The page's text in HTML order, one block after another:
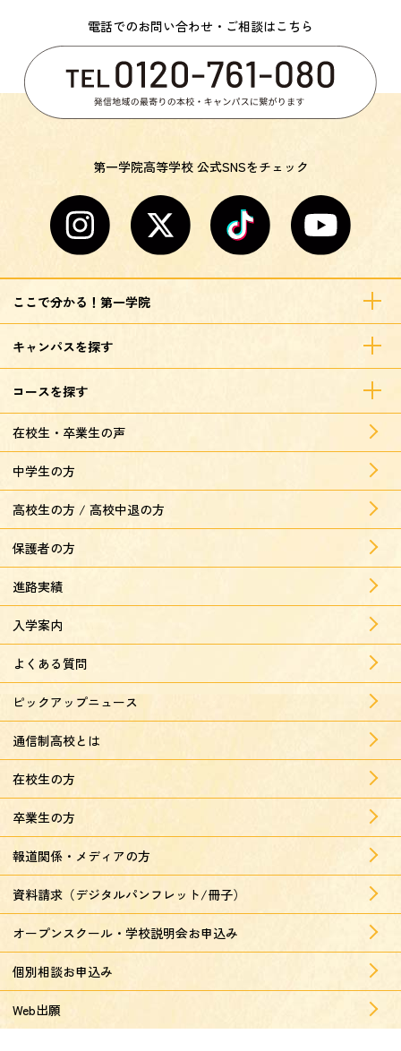
電話でのお問い合わせ・ご相談はこちら
第一学院高等学校 公式SNSをチェック
ここで分かる！第一学院
キャンパスを探す
コースを探す
在校生・卒業生の声
中学生の方
高校生の方 / 高校中退の方
保護者の方
進路実績
入学案内
よくある質問
ピックアップニュース
通信制高校とは
在校生の方
卒業生の方
報道関係・メディアの方
資料請求（デジタルパンフレット/冊子）
オープンスクール・学校説明会お申込み
個別相談お申込み
Web出願